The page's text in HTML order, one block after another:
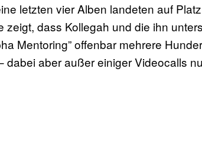
letzten vier Alben landeten auf
zeigt, dass Kollegah und die ihn
Mentoring” offenbar mehrere
dabei aber außer einiger Videocalls